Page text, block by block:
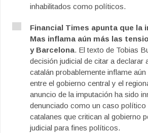
inhabilitados como políticos.
Financial Times apunta que la
Mas inflama aún más las
y Barcelona. El texto de Tobias
decisión judicial de citar a declarar
catalán probablemente inflame
entre el gobierno central y el
anuncio de la imputación ha sido
denunciado como un caso
catalanes que critican al gobierno
judicial para fines políticos.